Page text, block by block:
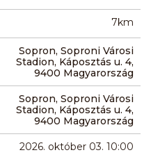
7km
Sopron, Soproni Városi
Stadion, Káposztás u. 4,
9400 Magyarország
Sopron, Soproni Városi
Stadion, Káposztás u. 4,
9400 Magyarország
2026. október 03. 10:00